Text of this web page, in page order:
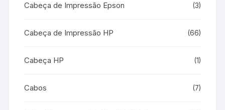
Cabeça de Impressão Epson (3)
Cabeça de Impressão HP (66)
Cabeça HP (1)
Cabos (7)